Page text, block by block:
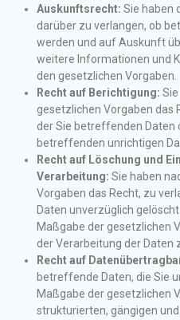
Auskunftsrecht: Sie haben
darüber zu verlangen, ob
werden und auf Auskunft
weitere Informationen und
den gesetzlichen Vorgaben.
Recht auf Berichtigung:
gesetzlichen Vorgaben das
der Sie betreffenden Daten
betreffenden unrichtigen
Recht auf Löschung und
Verarbeitung: Sie haben
Vorgaben das Recht, zu
Daten unverzüglich
Maßgabe der gesetzlichen
der Verarbeitung der Daten
Recht auf
betreffende Daten, die Sie
Maßgabe der gesetzlichen
strukturierten, gängigen